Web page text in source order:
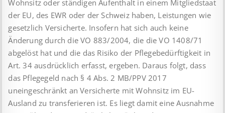
Wohnsitz oder ständigen Aufenthalt in einem Mitgliedstaat
der EU, des EWR oder der Schweiz haben, Leistungen wie
gesetzlich Versicherte. Insofern hat sich auch keine
Änderung durch die VO 883/2004, die die VO 1408/71
abgelöst hat und die das Risiko der Pflegebedürftigkeit in
Art. 34 ausdrücklich erfasst, ergeben. Daraus folgt, dass
das Pflegegeld nach § 4 Abs. 2 MB/PPV 2017
uneingeschränkt an Versicherte mit Wohnsitz im EU-
Ausland zu transferieren ist. Es liegt damit eine Ausnahme